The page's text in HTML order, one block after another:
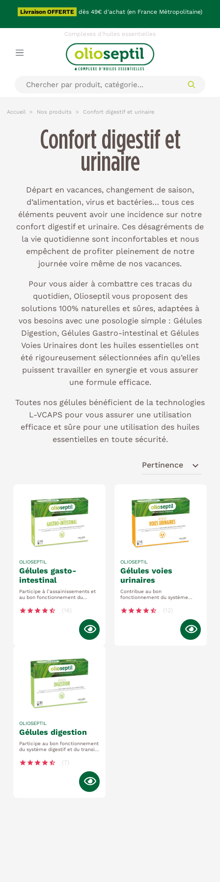
Shopping Nature
Livraison OFFERTE dès 49€ d'achat (en France Métropolitaine)
Complexes d'huiles essentielles
Accueil Nos produits Confort digestif et urinaire
Confort digestif et
urinaire
Départ en vacances, changement de saison,
d’alimentation, virus et bactéries… tous ces
éléments peuvent avoir une incidence sur notre
confort digestif et urinaire. Ces désagréments de
la vie quotidienne sont inconfortables et nous
empêchent de profiter pleinement de notre
journée voire même de nos vacances.
Pour vous aider à combattre ces tracas du
quotidien, Olioseptil vous proposent des
solutions 100% naturelles et sûres, adaptées à
vos besoins avec une posologie simple : Gélules
Digestion, Gélules Gastro-intestinal et Gélules
Voies Urinaires dont les huiles essentielles ont
été rigoureusement sélectionnées afin qu’elles
puissent travailler en synergie et vous assurer
une formule efficace.
Toutes nos gélules bénéficient de la technologies
L-VCAPS pour vous assurer une utilisation
efficace et sûre pour une utilisation des huiles
essentielles en toute sécurité.
Pertinence expand_more
gélules gasto-
intestinal
OLIOSEPTIL
Participe à l’assainissements et
au bon fonctionnement du
changements d’habitudes
alimentaires
starstarstarstarstar_half (16)
gélules voies
urinaires
OLIOSEPTIL
Contribue au bon
fonctionnement du système
l’élimination rénale de l’eau dès
les premières gênes
starstarstarstarstar_half (12)
gélules digestion
OLIOSEPTIL
Participe au bon fonctionnement
du système digestif et du transit
repas copieux, de changements
d’habitudes alimentaires
starstarstarstarstar_half (7)